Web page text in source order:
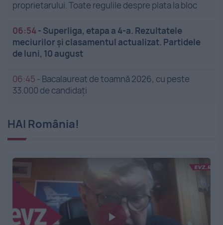
proprietarului. Toate regulile despre plata la bloc
06:54- Superliga, etapa a 4-a. Rezultatele
meciurilor și clasamentul actualizat. Partidele
de luni, 10 august
06:45 - Bacalaureat de toamnă 2026, cu peste
33.000 de candidați
HAI România!